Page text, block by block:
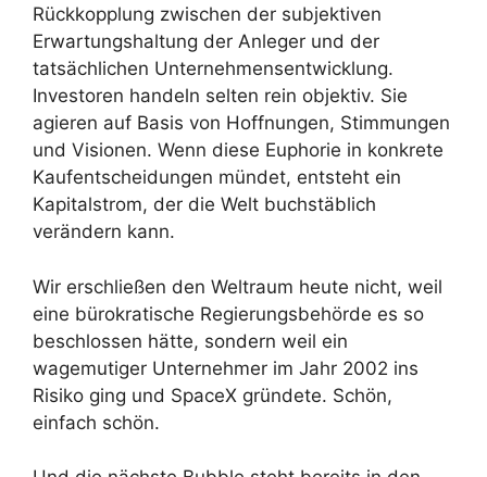
Rückkopplung zwischen der subjektiven
Erwartungshaltung der Anleger und der
tatsächlichen Unternehmensentwicklung.
Investoren handeln selten rein objektiv. Sie
agieren auf Basis von Hoffnungen, Stimmungen
und Visionen. Wenn diese Euphorie in konkrete
Kaufentscheidungen mündet, entsteht ein
Kapitalstrom, der die Welt buchstäblich
verändern kann.
Wir erschließen den Weltraum heute nicht, weil
eine bürokratische Regierungsbehörde es so
beschlossen hätte, sondern weil ein
wagemutiger Unternehmer im Jahr 2002 ins
Risiko ging und SpaceX gründete. Schön,
einfach schön.